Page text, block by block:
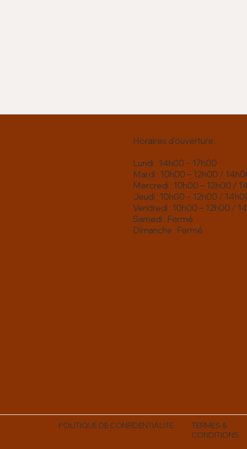
Horaires d’ouverture:
Lundi : 14h00 – 17h00
Mardi : 10h00 – 12h00 /
Mercredi : 10h00 – 12h00 /
Jeudi : 10h00 – 12h00 /
Vendredi : 10h00 – 12h00 /
Samedi : Fermé
Dimanche : Fermé
POLITIQUE DE CONFIDENTIALITE
TERMES &
CONDITIONS